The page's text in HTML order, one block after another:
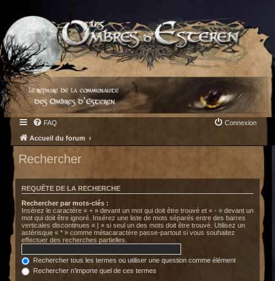
FAQ Connexion
Accueil du forum
Rechercher
REQUÊTE DE LA RECHERCHE
Rechercher par mots-clés :
Insérez le caractère « + » devant un mot qui doit être trouvé et « - » devant un
mot qui doit être ignoré. Insérez une liste de mots séparés entre des barres
verticales discontinues « | » si seul un des mots doit être trouvé. Utilisez un
astérisque « * » comme métacaractère passe-partout si vous souhaitez
effectuer des recherches partielles.
Rechercher tous les termes ou utiliser une question comme élément
Rechercher n’importe quel de ces termes